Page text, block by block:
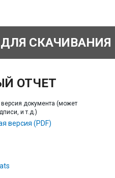
СКАЧИВАНИЯ
ОТЧЕТ
документа (может
и т.д.)
версия (PDF)